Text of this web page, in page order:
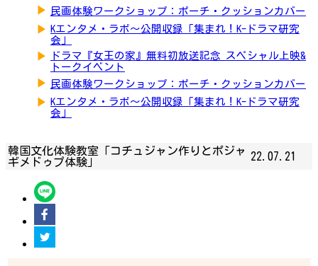
▶ 民画体験ワークショップ：ポーチ・クッションカバー
▶ Kエンタメ・ラボ～公開収録「集まれ！K-ドラマ研究
会」
▶
ドラマ『女王の家』無料初放送記念 スペシャル上映&
トークイベント
▶ 民画体験ワークショップ：ポーチ・クッションカバー
▶ Kエンタメ・ラボ～公開収録「集まれ！K-ドラマ研究
会」
韓国文化体験教室「コチュジャン作りとポジャ
ギメドゥプ体験」
22.07.21